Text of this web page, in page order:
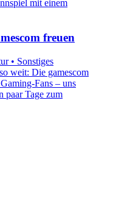
freuen
• Sonstiges
weit: Die gamescom
Fans – uns
paar Tage zum